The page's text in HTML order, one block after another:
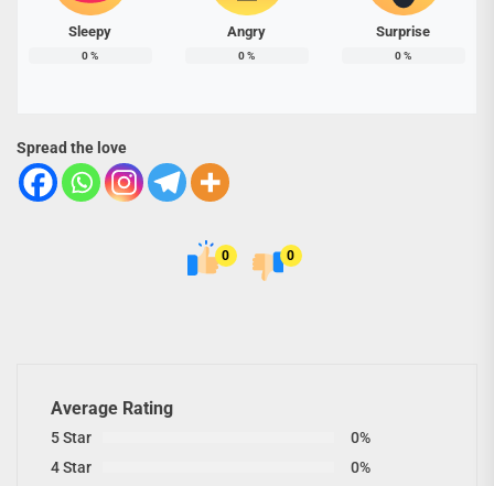
Sleepy
0%
Angry
0%
Surprise
0%
Spread the love
0 0
Average Rating
5 Star
0%
4 Star
0%